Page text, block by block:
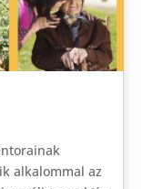
alkalommal az